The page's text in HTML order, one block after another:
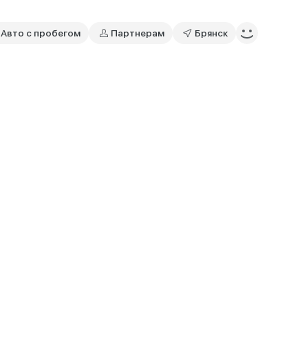
Авто с пробегом Партнерам Брянск